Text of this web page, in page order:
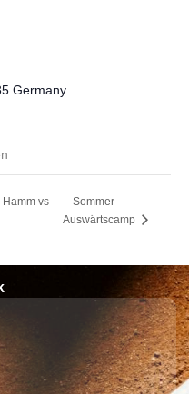
Germany
Hamm vs
Sommer-
Auswärtscamp